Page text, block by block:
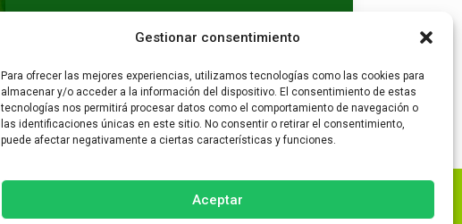
Gestionar consentimiento
Para ofrecer las mejores experiencias, utilizamos tecnologías como las cookies para
almacenar y/o acceder a la información del dispositivo. El consentimiento de estas
tecnologías nos permitirá procesar datos como el comportamiento de navegación o
las identificaciones únicas en este sitio. No consentir o retirar el consentimiento,
puede afectar negativamente a ciertas características y funciones.
Aceptar